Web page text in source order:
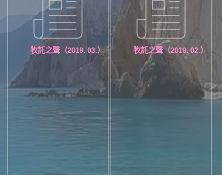
牧託之聲（2019. 03.） 牧託之聲（2019. 02.）